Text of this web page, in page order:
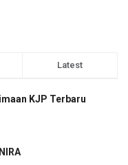
Latest
KJP Terbaru